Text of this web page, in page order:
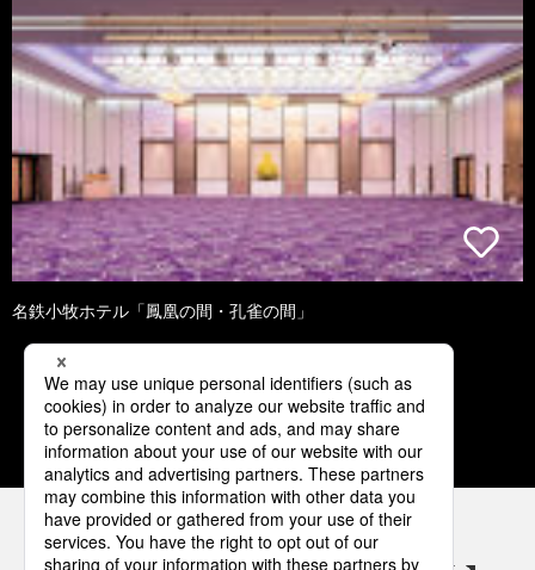
名鉄小牧ホテル「鳳凰の間・孔雀の間」
3 4 5 6 7
パナソニックの電気設備 SNSアカウント